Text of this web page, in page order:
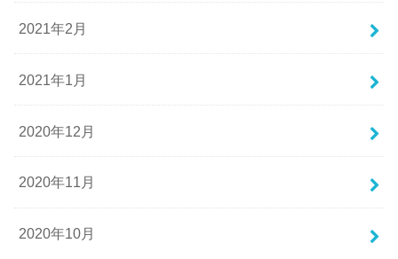
2021年2月
2021年1月
2020年12月
2020年11月
2020年10月